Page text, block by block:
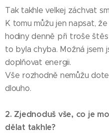
Tak takhle velkej záchvat
K tomu můžu jen napsat,
hodiny denně při troše
to byla chyba. Možná jsem
doplňovat energii.
Vše rozhodně nemůžu
dlouho.
2. Zjednoduš vše, co je
dělat takhle?